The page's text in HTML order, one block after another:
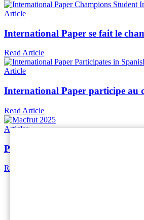
Article
International Paper se fait le
Read Article
Article
International Paper participe au
Read Article
Articles
Présentation de solutions
Read More
International Paper (NYSE